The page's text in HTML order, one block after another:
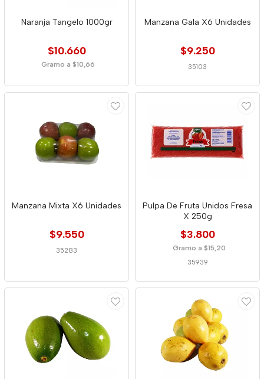
Naranja Tangelo 1000gr
$10.660
Gramo a $10,66
Manzana Gala X6 Unidades
$9.250
35103
Manzana Mixta X6 Unidades
$9.550
35283
Pulpa De Fruta Unidos Fresa
X 250g
$3.800
Gramo a $15,20
35939